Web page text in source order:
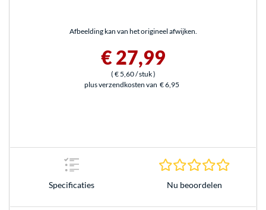
Afbeelding kan van het origineel afwijken.
€ 27,99
( € 5,60/ stuk)
plus verzendkosten van € 6,95
Specificaties Nu beoordelen